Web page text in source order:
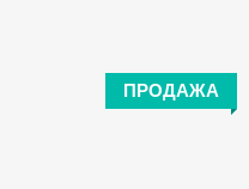
ПРОДАЖА